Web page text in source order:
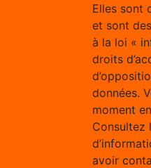
Elles sont
et sont
à la loi «
droits
données.
moment
Consultez
avoir